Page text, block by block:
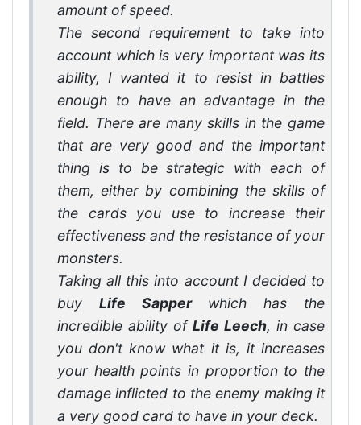
amount of speed.
The second requirement to take into
account which is very important was its
ability, I wanted it to resist in battles
enough to have an advantage in the
field. There are many skills in the game
that are very good and the important
thing is to be strategic with each of
them, either by combining the skills of
the cards you use to increase their
effectiveness and the resistance of your
monsters.
Taking all this into account I decided to
buy Life Sapperwhich has the
incredible ability of Life Leech, in case
you don't know what it is, it increases
your health points in proportion to the
damage inflicted to the enemy making it
a very good card to have in your deck.